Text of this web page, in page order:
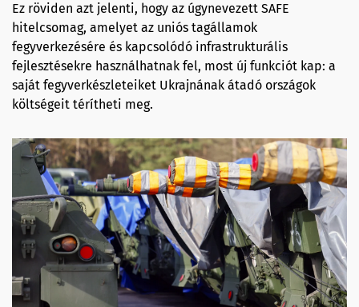
Ez röviden azt jelenti, hogy az úgynevezett SAFE
hitelcsomag, amelyet az uniós tagállamok
fegyverkezésére és kapcsolódó infrastrukturális
fejlesztésekre használhatnak fel, most új funkciót kap: a
saját fegyverkészleteiket Ukrajnának átadó országok
költségeit térítheti meg.